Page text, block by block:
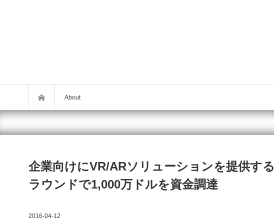
About
企業向けにVR/ARソリューションを提供す
ラウンドで1,000万ドルを資金調達
2016-04-12